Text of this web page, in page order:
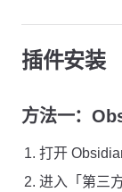
插件安装
方法一：
打开
进入「第三